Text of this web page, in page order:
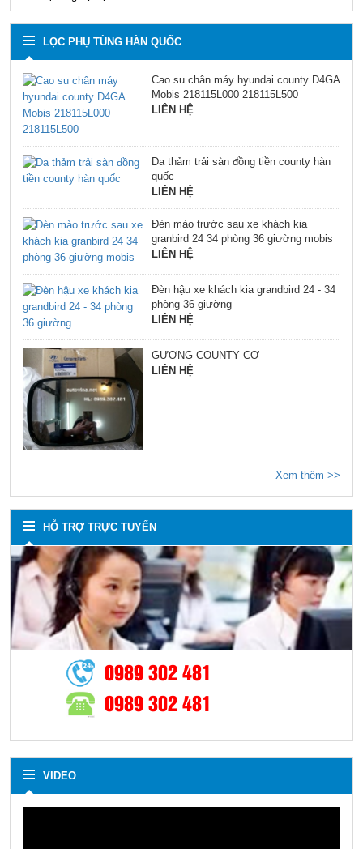
LỌC PHỤ TÙNG HÀN QUỐC
Cao su chân máy hyundai county D4GA
Mobis 218115L000 218115L500
LIÊN HỆ
Da thảm trải sàn đồng tiền county hàn
quốc
LIÊN HỆ
Đèn mào trước sau xe khách kia
granbird 24 34 phòng 36 giường mobis
LIÊN HỆ
Đèn hậu xe khách kia grandbird 24 - 34
phòng 36 giường
LIÊN HỆ
GƯƠNG COUNTY CƠ
LIÊN HỆ
Xem thêm >>
HỖ TRỢ TRỰC TUYẾN
0989 302 481
0989 302 481
VIDEO